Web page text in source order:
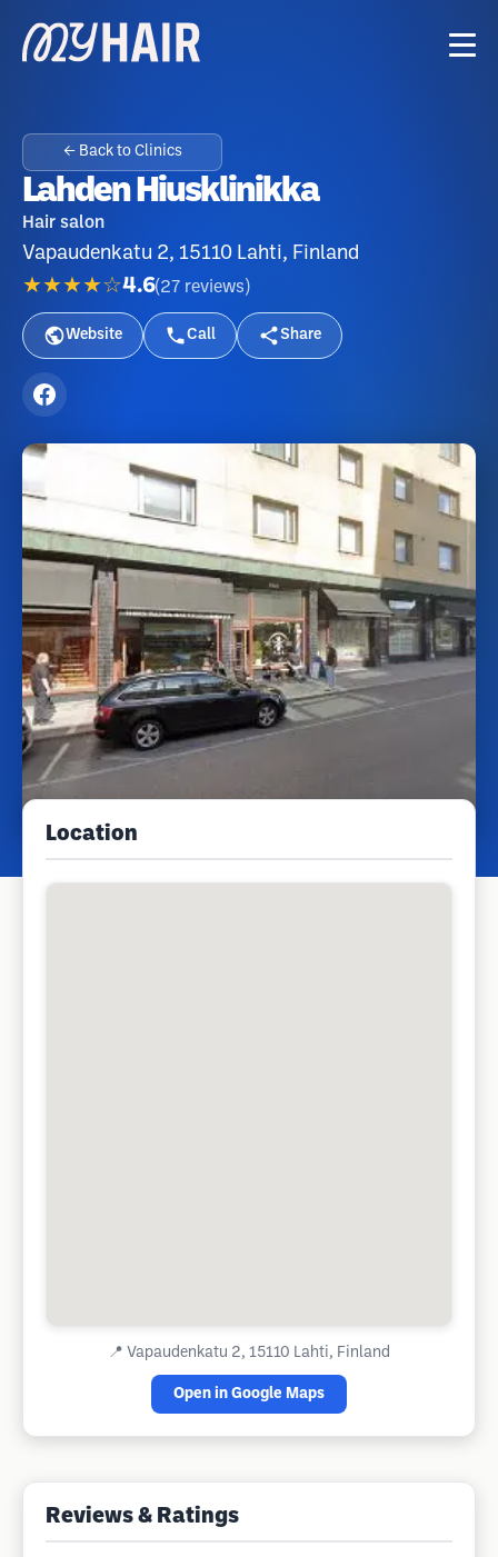
← Back to Clinics
Lahden Hiusklinikka
Hair salon
Vapaudenkatu 2, 15110 Lahti, Finland
★★★★☆4.6(27 reviews )
Website Call Share
Location
📍 Vapaudenkatu 2, 15110 Lahti, Finland
Open in Google Maps
Reviews & Ratings